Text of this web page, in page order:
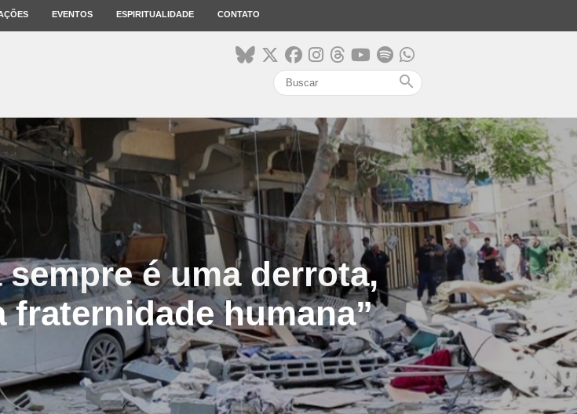
EVENTOS ESPIRITUALIDADE CONTATO
search
sempre é uma derrota,
fraternidade humana”